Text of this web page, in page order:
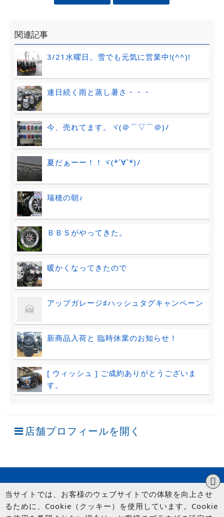
関連記事
3/21水曜日。雪でも元気に営業中!(^^)!
連日続く雨と蒸し暑さ・・・
今、売れてます。ヾ(＠⌒▽⌒＠)ﾉ
夏だぁーー！！ヾ(*´∀`*)ﾉ
瑞穂の朝♪
ＢＢＳがやってきた。
暖かくなってきたので
アップガレージ♯ハッシュタグキャンペーン
新商品入荷と 臨時休業のお知らせ！
[ ウィッシュ ] ご成約ありがとうございま
す。
店舗プロフィールを開く
当サイトでは、お客様のウェブサイトでの体験を向上させ
るために、Cookie（クッキー）を使用しています。Cookie